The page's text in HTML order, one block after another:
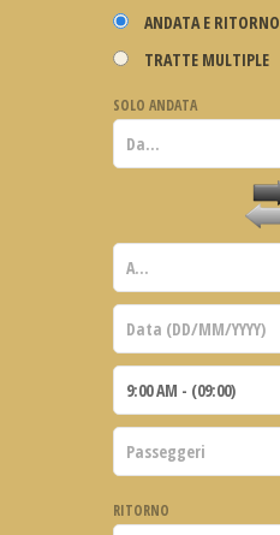
ANDATA E RITORNO
TRATTE MULTIPLE
SOLO ANDATA
RITORNO